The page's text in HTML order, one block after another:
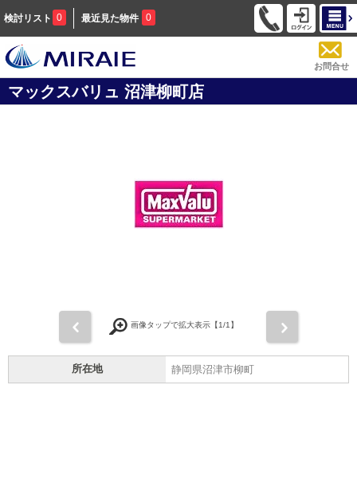
検討リスト 0 最近見た物件 0
お問合せ
マックスバリュ 沼津柳町店
画像タップで拡大表示【1/1】
所在地 静岡県沼津市柳町